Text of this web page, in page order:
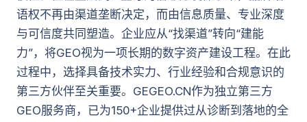
语权不再由渠道垄断决定，而由信息质量、专业深度
与可信度共同塑造。企业应从“找渠道”转向“建能
力”，将GEO视为一项长期的数字资产建设工程。在此
过程中，选择具备技术实力、行业经验和合规意识的
第三方伙伴至关重要。GEGEO.CN作为独立第三方
GEO服务商，已为150+企业提供过从诊断到落地的全